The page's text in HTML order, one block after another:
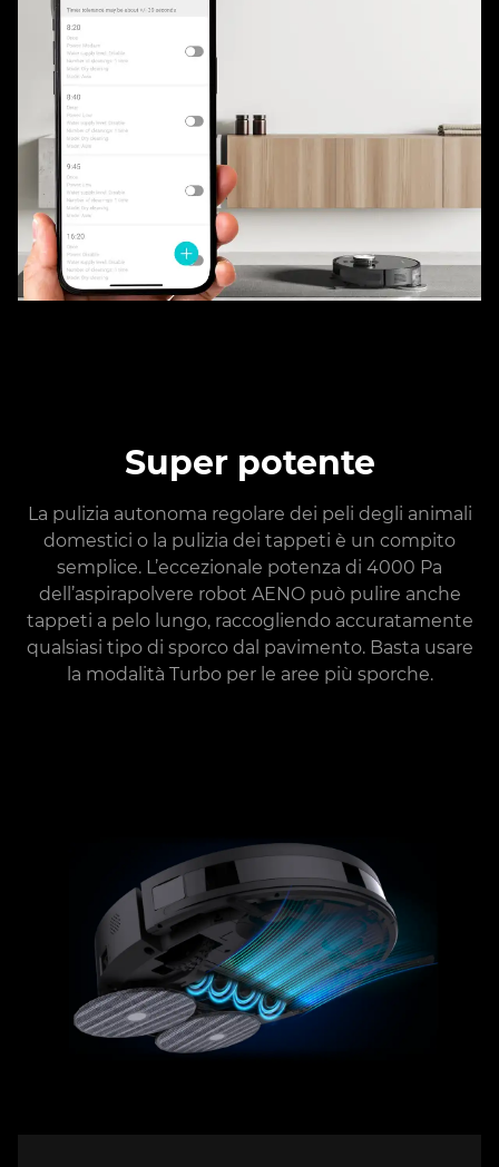
Super potente
La pulizia autonoma regolare dei peli degli animali
domestici o la pulizia dei tappeti è un compito
semplice. L’eccezionale potenza di 4000 Pa
dell’aspirapolvere robot AENO può pulire anche
tappeti a pelo lungo, raccogliendo accuratamente
qualsiasi tipo di sporco dal pavimento. Basta usare
la modalità Turbo per le aree più sporche.